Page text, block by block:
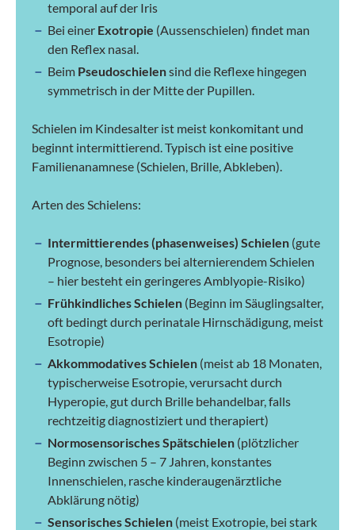
temporal auf der Iris
Bei einer Exotropie (Aussenschielen) findet man
den Reflex nasal.
Beim Pseudoschielensind die Reflexe hingegen
symmetrisch in der Mitte der Pupillen.
Schielen im Kindesalter ist meist konkomitant und
beginnt intermittierend. Typisch ist eine positive
Familienanamnese (Schielen, Brille, Abkleben).
Arten des Schielens:
Intermittierendes (phasenweises) Schielen (gute
Prognose, besonders bei alternierendem Schielen
– hier besteht ein geringeres Amblyopie-Risiko)
Frühkindliches Schielen (Beginn im Säuglingsalter,
oft bedingt durch perinatale Hirnschädigung, meist
Esotropie)
Akkommodatives Schielen (meist ab 18 Monaten,
typischerweise Esotropie, verursacht durch
Hyperopie, gut durch Brille behandelbar, falls
rechtzeitig diagnostiziert und therapiert)
Normosensorisches Spätschielen (plötzlicher
Beginn zwischen 5 – 7 Jahren, konstantes
Innenschielen, rasche kinderaugenärztliche
Abklärung nötig)
Sensorisches Schielen (meist Exotropie, bei stark